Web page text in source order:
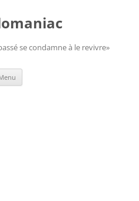
se condamne à le revivre»